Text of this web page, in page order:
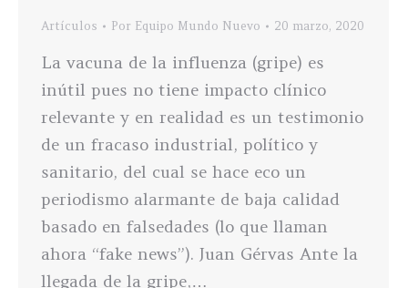
Artículos Por Equipo Mundo Nuevo 20 marzo, 2020
La vacuna de la influenza (gripe) es
inútil pues no tiene impacto clínico
relevante y en realidad es un testimonio
de un fracaso industrial, político y
sanitario, del cual se hace eco un
periodismo alarmante de baja calidad
basado en falsedades (lo que llaman
ahora “fake news”). Juan Gérvas Ante la
llegada de la gripe,…